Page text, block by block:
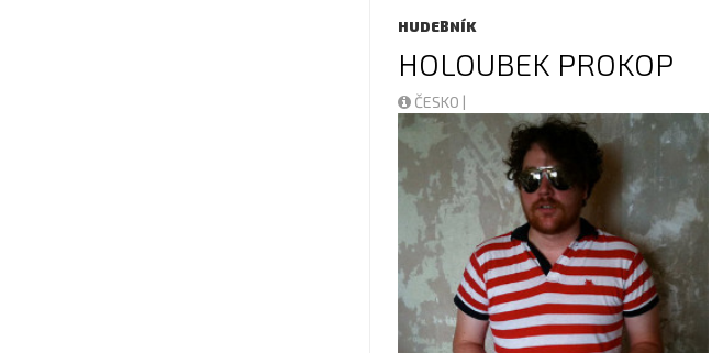
HUDEBNÍK
HOLOUBEK PROKOP
ČESKO |